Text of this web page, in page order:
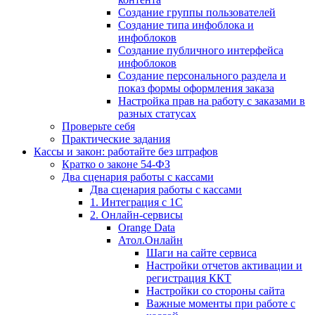
Создание группы пользователей
Создание типа инфоблока и
инфоблоков
Создание публичного интерфейса
инфоблоков
Создание персонального раздела и
показ формы оформления заказа
Настройка прав на работу с заказами в
разных статусах
Проверьте себя
Практические задания
Кассы и закон: работайте без штрафов
Кратко о законе 54-ФЗ
Два сценария работы с кассами
Два сценария работы с кассами
1. Интеграция с 1С
2. Онлайн-сервисы
Orange Data
Атол.Онлайн
Шаги на сайте сервиса
Настройки отчетов активации и
регистрация ККТ
Настройки со стороны сайта
Важные моменты при работе с